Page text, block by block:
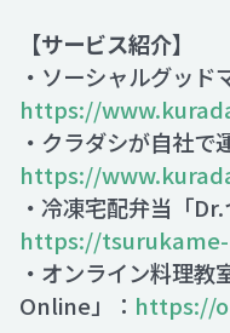
【サービス紹介】
・ソーシャルグッ
https://
・クラダシが自社で
https://
・冷凍宅配弁当「
https://
・オンライン料理
Online」： https://